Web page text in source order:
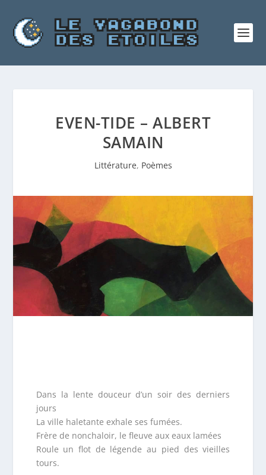
EVEN-TIDE – ALBERT
SAMAIN
Littérature, Poèmes
Dans la lente douceur d’un soir des derniers
jours
La ville haletante exhale ses fumées.
Frère de nonchaloir, le fleuve aux eaux lamées
Roule un flot de légende au pied des vieilles
tours.